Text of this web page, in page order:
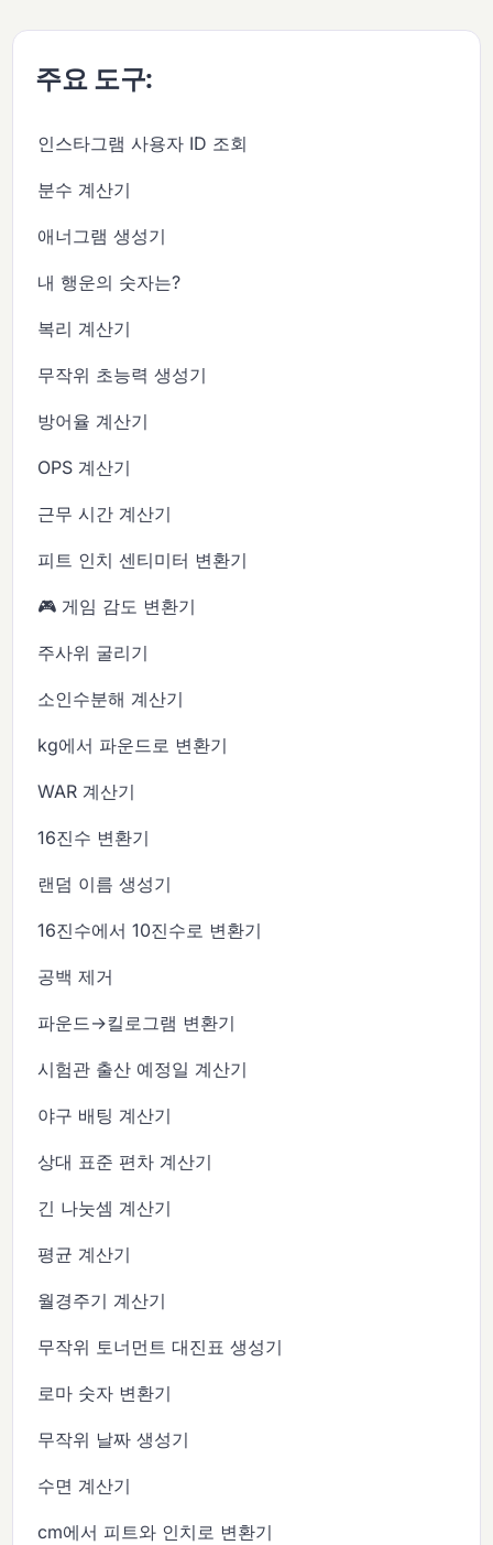
주요 도구:
인스타그램 사용자 ID 조회
분수 계산기
애너그램 생성기
내 행운의 숫자는?
복리 계산기
무작위 초능력 생성기
방어율 계산기
OPS 계산기
근무 시간 계산기
피트 인치 센티미터 변환기
🎮 게임 감도 변환기
주사위 굴리기
소인수분해 계산기
kg에서 파운드로 변환기
WAR 계산기
16진수 변환기
랜덤 이름 생성기
16진수에서 10진수로 변환기
공백 제거
파운드→킬로그램 변환기
시험관 출산 예정일 계산기
야구 배팅 계산기
상대 표준 편차 계산기
긴 나눗셈 계산기
평균 계산기
월경주기 계산기
무작위 토너먼트 대진표 생성기
로마 숫자 변환기
무작위 날짜 생성기
수면 계산기
cm에서 피트와 인치로 변환기